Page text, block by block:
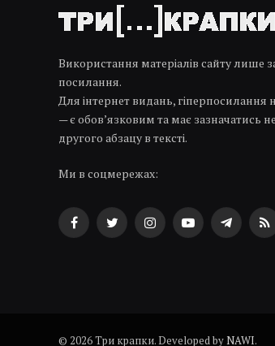
Використання матеріалів сайту лише
посилання.
Для інтернет видань, гіперпосилання
— є обов’язковим та має зазначатись
другого абзацу в тексті.
Ми в соцмережах:
FacebookTwitterInstagramYouTubeTelegram
© 2026 Три крапки. Developed byNAWI.